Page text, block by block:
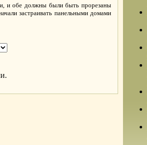
и обе должны были быть прорезаны
застраивать панельными домами